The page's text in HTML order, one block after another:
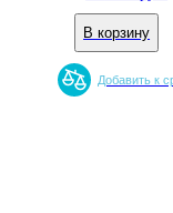
В корзину
Добавить к